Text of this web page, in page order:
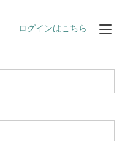
ログインはこちら